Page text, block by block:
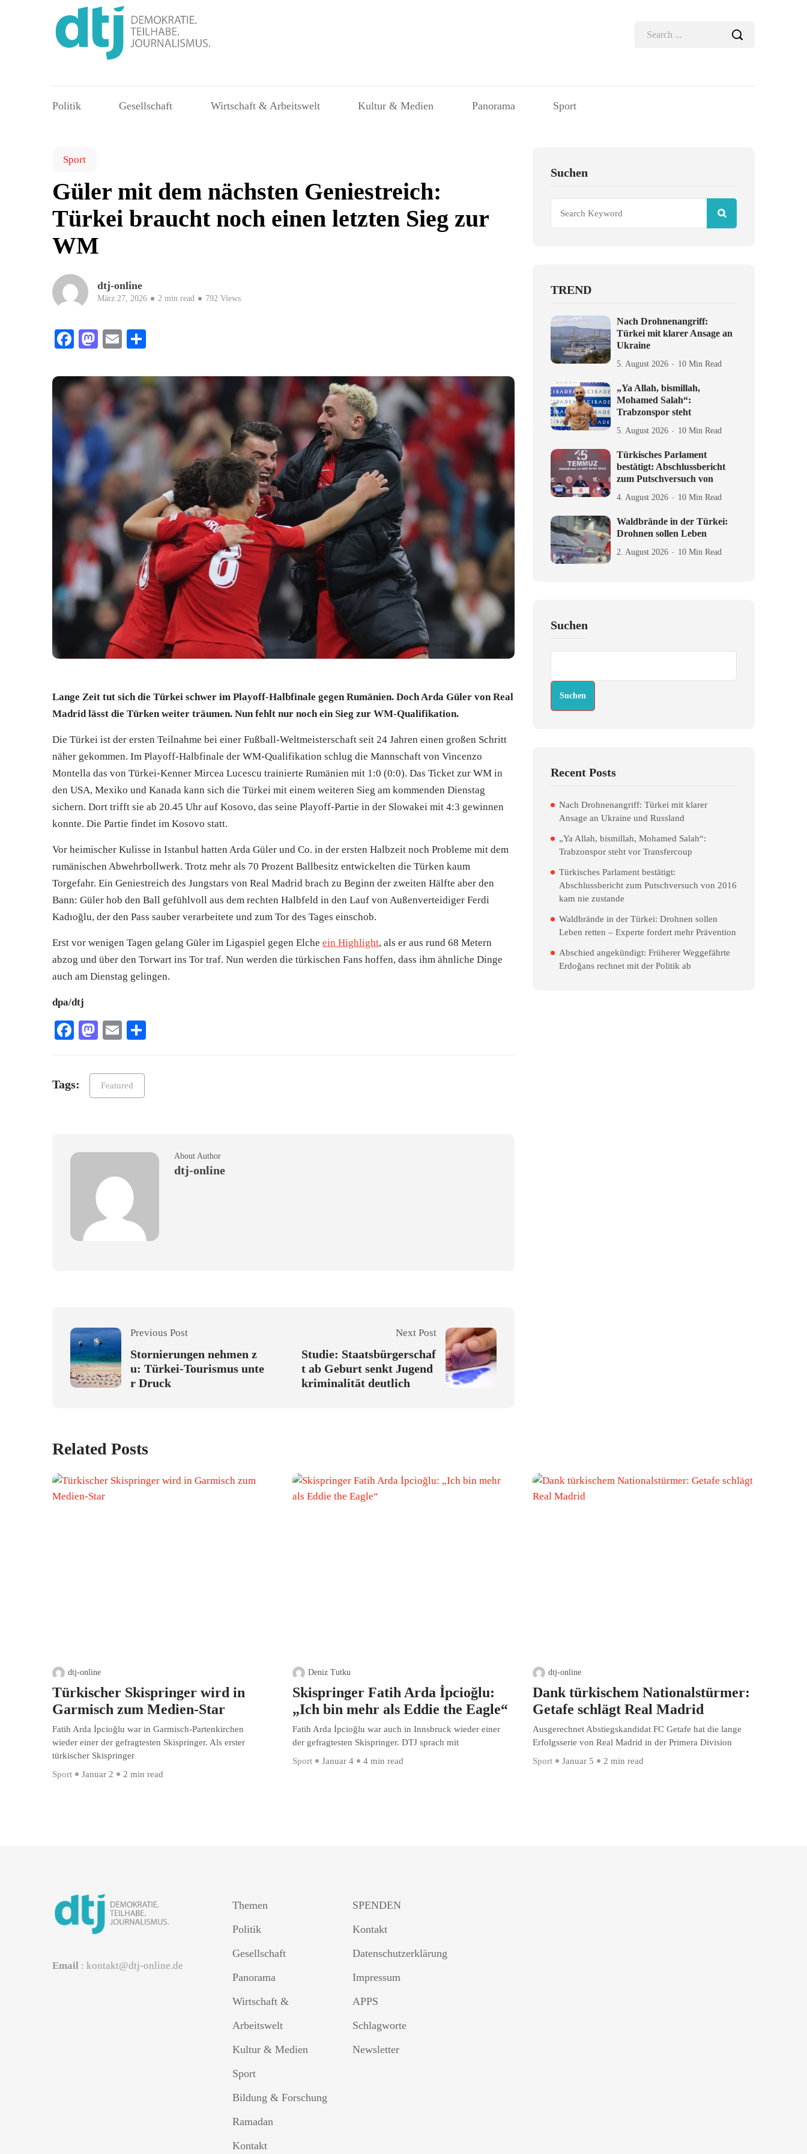
Politik Gesellschaft Wirtschaft & Arbeitswelt Kultur & Medien Panorama Sport
Sport
Güler mit dem nächsten Geniestreich:
Türkei braucht noch einen letzten Sieg zur
WM
dtj-online
März 27, 2026 2 min read 792 Views
Facebook
Mastodon
Email
Lange Zeit tut sich die Türkei schwer im Playoff-Halbfinale gegen Rumänien. Doch Arda Güler von Real
Madrid lässt die Türken weiter träumen. Nun fehlt nur noch ein Sieg zur WM-Qualifikation.
Die Türkei ist der ersten Teilnahme bei einer Fußball-Weltmeisterschaft seit 24 Jahren einen großen Schritt
näher gekommen. Im Playoff-Halbfinale der WM-Qualifikation schlug die Mannschaft von Vincenzo
Montella das von Türkei-Kenner Mircea Lucescu trainierte Rumänien mit 1:0 (0:0). Das Ticket zur WM in
den USA, Mexiko und Kanada kann sich die Türkei mit einem weiteren Sieg am kommenden Dienstag
sichern. Dort trifft sie ab 20.45 Uhr auf Kosovo, das seine Playoff-Partie in der Slowakei mit 4:3 gewinnen
konnte. Die Partie findet im Kosovo statt.
Vor heimischer Kulisse in Istanbul hatten Arda Güler und Co. in der ersten Halbzeit noch Probleme mit dem
rumänischen Abwehrbollwerk. Trotz mehr als 70 Prozent Ballbesitz entwickelten die Türken kaum
Torgefahr. Ein Geniestreich des Jungstars von Real Madrid brach zu Beginn der zweiten Hälfte aber den
Bann: Güler hob den Ball gefühlvoll aus dem rechten Halbfeld in den Lauf von Außenverteidiger Ferdi
Kadıoğlu, der den Pass sauber verarbeitete und zum Tor des Tages einschob.
Erst vor wenigen Tagen gelang Güler im Ligaspiel gegen Elche ein Highlight, als er aus rund 68 Metern
abzog und über den Torwart ins Tor traf. Nun werden die türkischen Fans hoffen, dass ihm ähnliche Dinge
auch am Dienstag gelingen.
dpa/dtj
Facebook
Mastodon
Email
Tags: Featured
About Author
dtj-online
Previous Post
Stornierungen nehmen z
u: Türkei-Tourismus unte
r Druck
Next Post
Studie: Staatsbürgerschaf
t ab Geburt senkt Jugend
kriminalität deutlich
Suchen
TREND
Nach Drohnenangriff:
Türkei mit klarer Ansage an
Ukraine
5. August 2026 10 Min Read
„Ya Allah, bismillah,
Mohamed Salah“:
Trabzonspor steht
5. August 2026 10 Min Read
Türkisches Parlament
bestätigt: Abschlussbericht
zum Putschversuch von
4. August 2026 10 Min Read
Waldbrände in der Türkei:
Drohnen sollen Leben
2. August 2026 10 Min Read
Suchen
Suchen
Recent Posts
Nach Drohnenangriff: Türkei mit klarer
Ansage an Ukraine und Russland
„Ya Allah, bismillah, Mohamed Salah“:
Trabzonspor steht vor Transfercoup
Türkisches Parlament bestätigt:
Abschlussbericht zum Putschversuch von 2016
kam nie zustande
Waldbrände in der Türkei: Drohnen sollen
Leben retten – Experte fordert mehr Prävention
Abschied angekündigt: Früherer Weggefährte
Erdoğans rechnet mit der Politik ab
Related Posts
dtj-online
Türkischer Skispringer wird in
Garmisch zum Medien-Star
Fatih Arda İpcioğlu war in Garmisch-Partenkirchen
wieder einer der gefragtesten Skispringer. Als erster
türkischer Skispringer
Sport
Januar 2 2 min read
Deniz Tutku
Skispringer Fatih Arda İpcioğlu:
„Ich bin mehr als Eddie the Eagle“
Fatih Arda İpcioğlu war auch in Innsbruck wieder einer
der gefragtesten Skispringer. DTJ sprach mit
Sport
Januar 4 4 min read
dtj-online
Dank türkischem Nationalstürmer:
Getafe schlägt Real Madrid
Ausgerechnet Abstiegskandidat FC Getafe hat die lange
Erfolgsserie von Real Madrid in der Primera Division
Sport
Januar 5 2 min read
Email : kontakt@dtj-online.de
Themen
Politik
Gesellschaft
Panorama
Wirtschaft &
Arbeitswelt
Kultur & Medien
Sport
Bildung & Forschung
Ramadan
Kontakt
SPENDEN
Kontakt
Datenschutzerklärung
Impressum
APPS
Schlagworte
Newsletter